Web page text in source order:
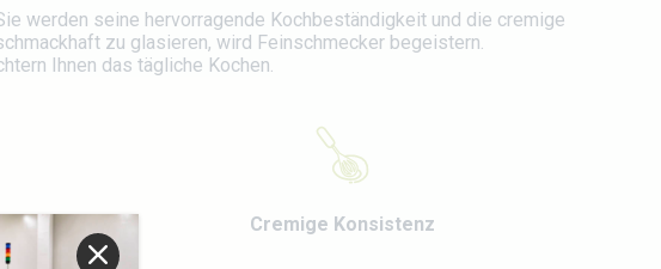
werden seine hervorragende Kochbeständigkeit und die cremige
zu glasieren, wird Feinschmecker begeistern.
Ihnen das tägliche Kochen.
Cremige Konsistenz